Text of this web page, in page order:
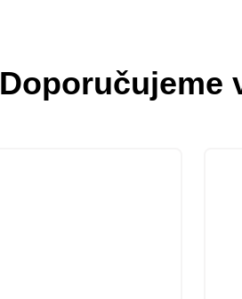
Doporučujeme